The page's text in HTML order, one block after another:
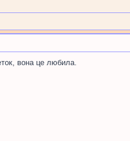
вона це любила.